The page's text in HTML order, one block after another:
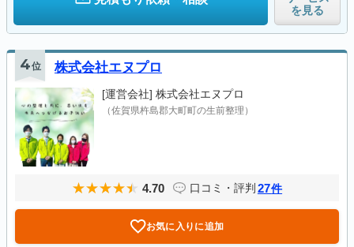
を見る
4位 株式会社エヌプロ
[運営会社] 株式会社エヌプロ
（佐賀県杵島郡大町町の生前整理）
4.70 口コミ・評判 27件
お気に入りに追加